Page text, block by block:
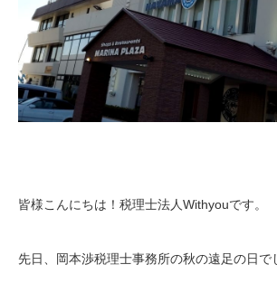
皆様こんにちは！税理士法人Withyouです。
先日、岡本渉税理士事務所の秋の遠足の日で